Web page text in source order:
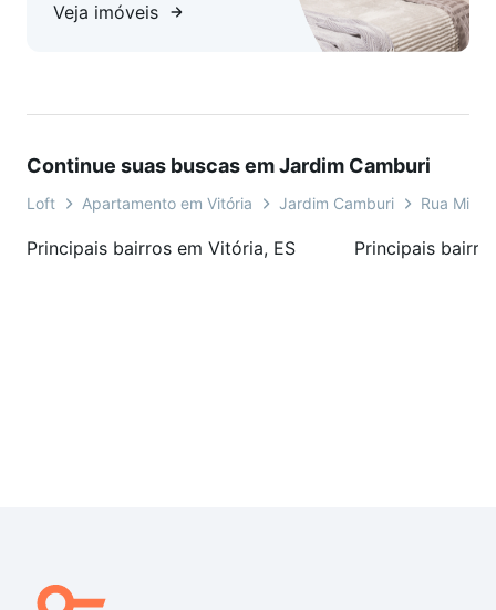
Veja imóveis
Continue suas buscas em Jardim Camburi
Loft Apartamento em Vitória Jardim Camburi Rua
Principais bairros em Vitória, ES Principais